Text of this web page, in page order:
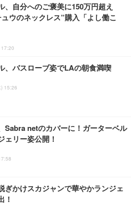
パソコンチェア (ホワイト)
フィスチェア デスクチェア 肘なし メ
ランバーサポート付き 腰サポート ガ
降 360度回転 キャスター付き コンパク
58.5×高さ84～96cm テレワーク 在宅
280Hz/FHD】GRAPHT THE S
Monitor 24” Essential ゲーミン
24.5インチ 1ms FHD 量子ドット 残
証 | 輝点保証 | 日本メーカー)
ヤマ ペットシーツ 超厚型 お徳用 レギ
入【Amazon.co.jp限定】
、自分へのご褒美に150万円超え
ウのネックレス”購入「よし働こ
、バスローブ姿でLAの朝食満喫
15:26
Sabra netのカバーに！ガーターベル
ェリー姿公開！
ぎかけスカジャンで華やかランジェ
！